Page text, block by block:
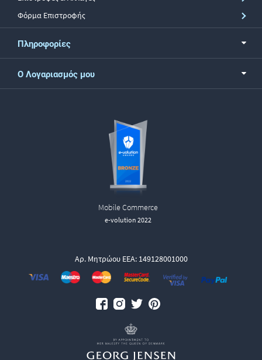
Φόρμα Επιστροφής
Πληροφορίες
Ο Λογαριασμός μου
Mobile Commerce
e-volution 2022
Αρ. Μητρώου ΕΕΑ: 149128001000